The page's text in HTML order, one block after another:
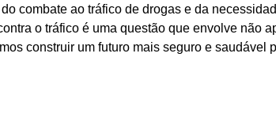
combate ao tráfico de drogas e da
o tráfico é uma questão que envolve não
construir um futuro mais seguro e saudável